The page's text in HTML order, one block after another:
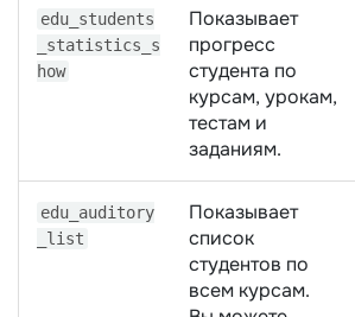
edu_students
_statistics_s
how
Показывает
прогресс
студента по
курсам, урокам,
тестам и
заданиям.
edu_auditory
_list
Показывает
список
студентов по
всем курсам.